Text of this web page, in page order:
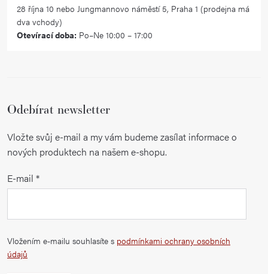
28 října 10 nebo Jungmannovo náměstí 5, Praha 1 (prodejna má
dva vchody)
Otevírací doba: Po–Ne 10:00 – 17:00
Odebírat newsletter
Vložte svůj e-mail a my vám budeme zasílat informace o
nových produktech na našem e-shopu.
E-mail
Vložením e-mailu souhlasíte s podmínkami ochrany osobních
údajů